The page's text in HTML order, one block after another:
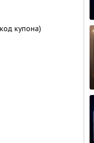
купона)